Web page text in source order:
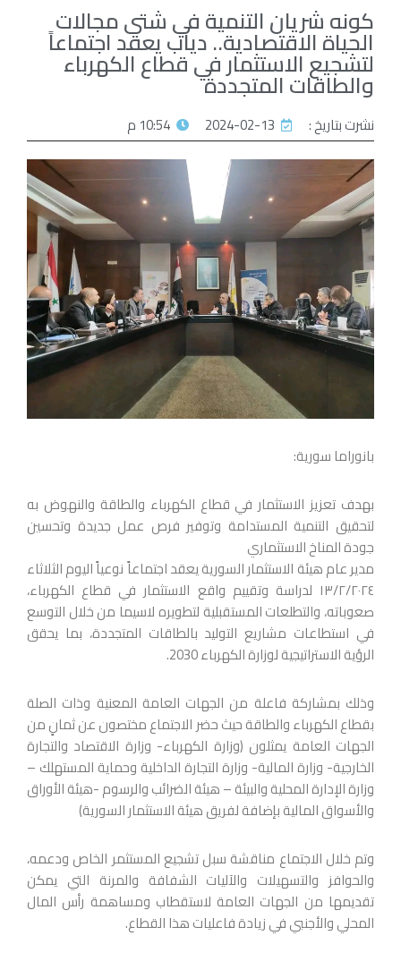
كونه شريان التنمية في شتى مجالات
الحياة الاقتصادية.. دياب يعقد اجتماعاً
لتشجيع الاستثمار في قطاع الكهرباء
والطاقات المتجددة
نشرت بتاريخ : 2024-02-13 10:54 م
بانوراما سورية:
بهدف تعزيز الاستثمار في قطاع الكهرباء والطاقة والنهوض به
لتحقيق التنمية المستدامة وتوفير فرص عمل جديدة وتحسين
جودة المناخ الاستثماري
مدير عام هيئة الاستثمار السورية يعقد اجتماعاً نوعياً اليوم الثلاثاء
١٣/٢/٢٠٢٤ لدراسة وتقييم واقع الاستثمار في قطاع الكهرباء،
صعوباته، والتطلعات المستقبلية لتطويره لاسيما من خلال التوسع
في استطاعات مشاريع التوليد بالطاقات المتجددة، بما يحقق
الرؤية الاستراتيجية لوزارة الكهرباء 2030.
وذلك بمشاركة فاعلة من الجهات العامة المعنية وذات الصلة
بقطاع الكهرباء والطاقة حيث حضر الاجتماع مختصون عن ثمانٍ من
الجهات العامة يمثلون (وزارة الكهرباء- وزارة الاقتصاد والتجارة
الخارجية- وزارة المالية- وزارة التجارة الداخلية وحماية المستهلك –
وزارة الإدارة المحلية والبيئة – هيئة الضرائب والرسوم -هيئة الأوراق
والأسواق المالية بإضافة لفريق هيئة الاستثمار السورية)
وتم خلال الاجتماع مناقشة سبل تشجيع المستثمر الخاص ودعمه،
والحوافز والتسهيلات والآليات الشفافة والمرنة التي يمكن
تقديمها من الجهات العامة لاستقطاب ومساهمة رأس المال
المحلي والأجنبي في زيادة فاعليات هذا القطاع.